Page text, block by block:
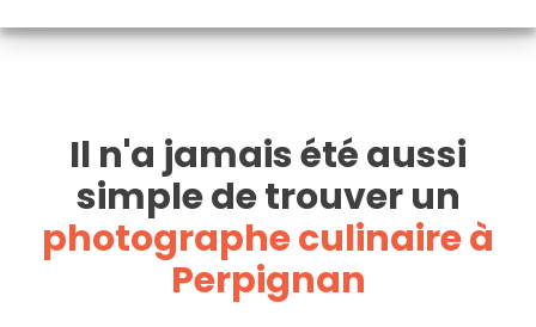
Il n'a jamais été aussi
simple de trouver un
photographe culinaire à
Perpignan